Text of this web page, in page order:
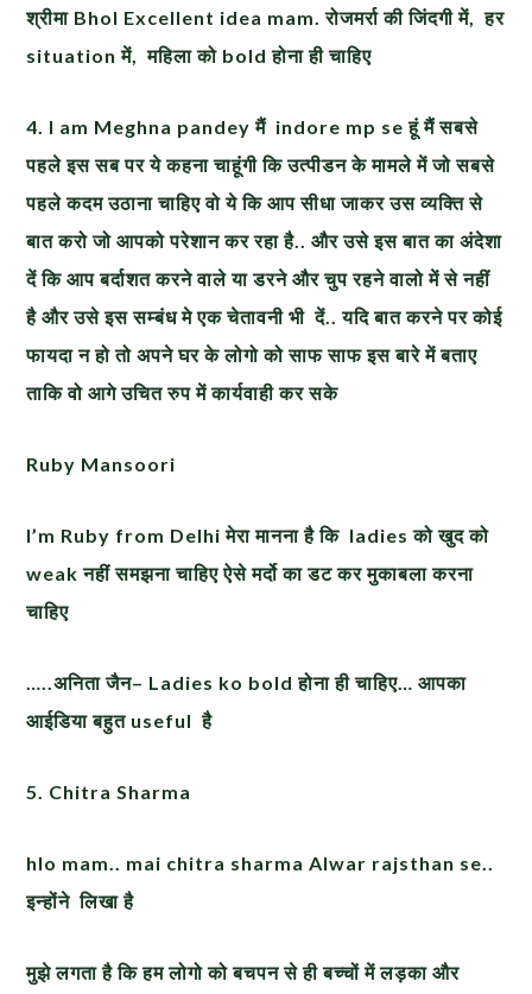
श्रीमा Bhol Excellent idea mam. रोजमर्रा की जिंदगी में, हर
situation में, महिला को bold होना ही चाहिए
4. I am Meghna pandey मैं indore mp se हूं मैं सबसे
पहले इस सब पर ये कहना चाहूंगी कि उत्पीडन के मामले में जो सबसे
पहले कदम उठाना चाहिए वो ये कि आप सीधा जाकर उस व्यक्ति से
बात करो जो आपको परेशान कर रहा है.. और उसे इस बात का अंदेशा
दें कि आप बर्दाशत करने वाले या डरने और चुप रहने वालो में से नहीं
है और उसे इस सम्बंध मे एक चेतावनी भी दें.. यदि बात करने पर कोई
फायदा न हो तो अपने घर के लोगो को साफ साफ इस बारे में बताए
ताकि वो आगे उचित रुप में कार्यवाही कर सके
Ruby Mansoori
I’m Ruby from Delhi मेरा मानना है कि ladies को खुद को
weak नहीं समझना चाहिए ऐसे मर्दो का डट कर मुकाबला करना
चाहिए
…..अनिता जैन– Ladies ko boldहोना ही चाहिए… आपका
आईडिया बहुत usefulहै
5. Chitra Sharma
hlo mam.. mai chitra sharma Alwar rajsthan se..
इन्होंने लिखा है
मुझे लगता है कि हम लोगो को बचपन से ही बच्चों में लड़का और